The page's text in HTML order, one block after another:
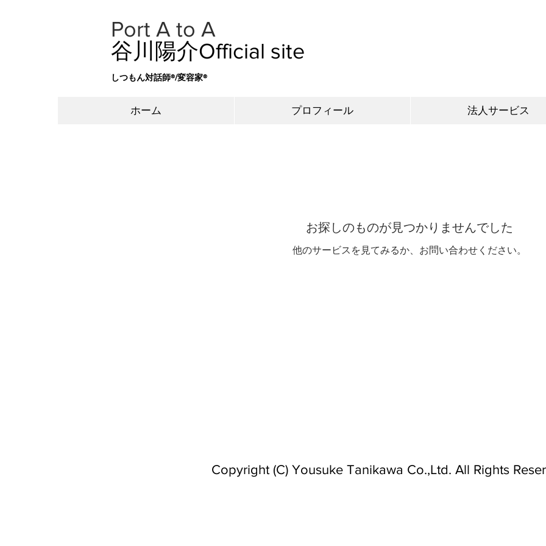
​Port A to A
​谷川陽介Official site
​​しつもん対話師®/変容家®
ホーム プロフィール 法人サービス
お探しのものが見つかりませんでした
他のサービスを見てみるか、お問い合わせください。
Copyright (C) Yousuke Tanikawa Co.,Ltd. All Rights